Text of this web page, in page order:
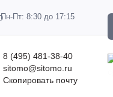
Пн-Пт: 8:30 до 17:15
8 (495) 481-38-40
sitomo@sitomo.ru
Скопировать почту